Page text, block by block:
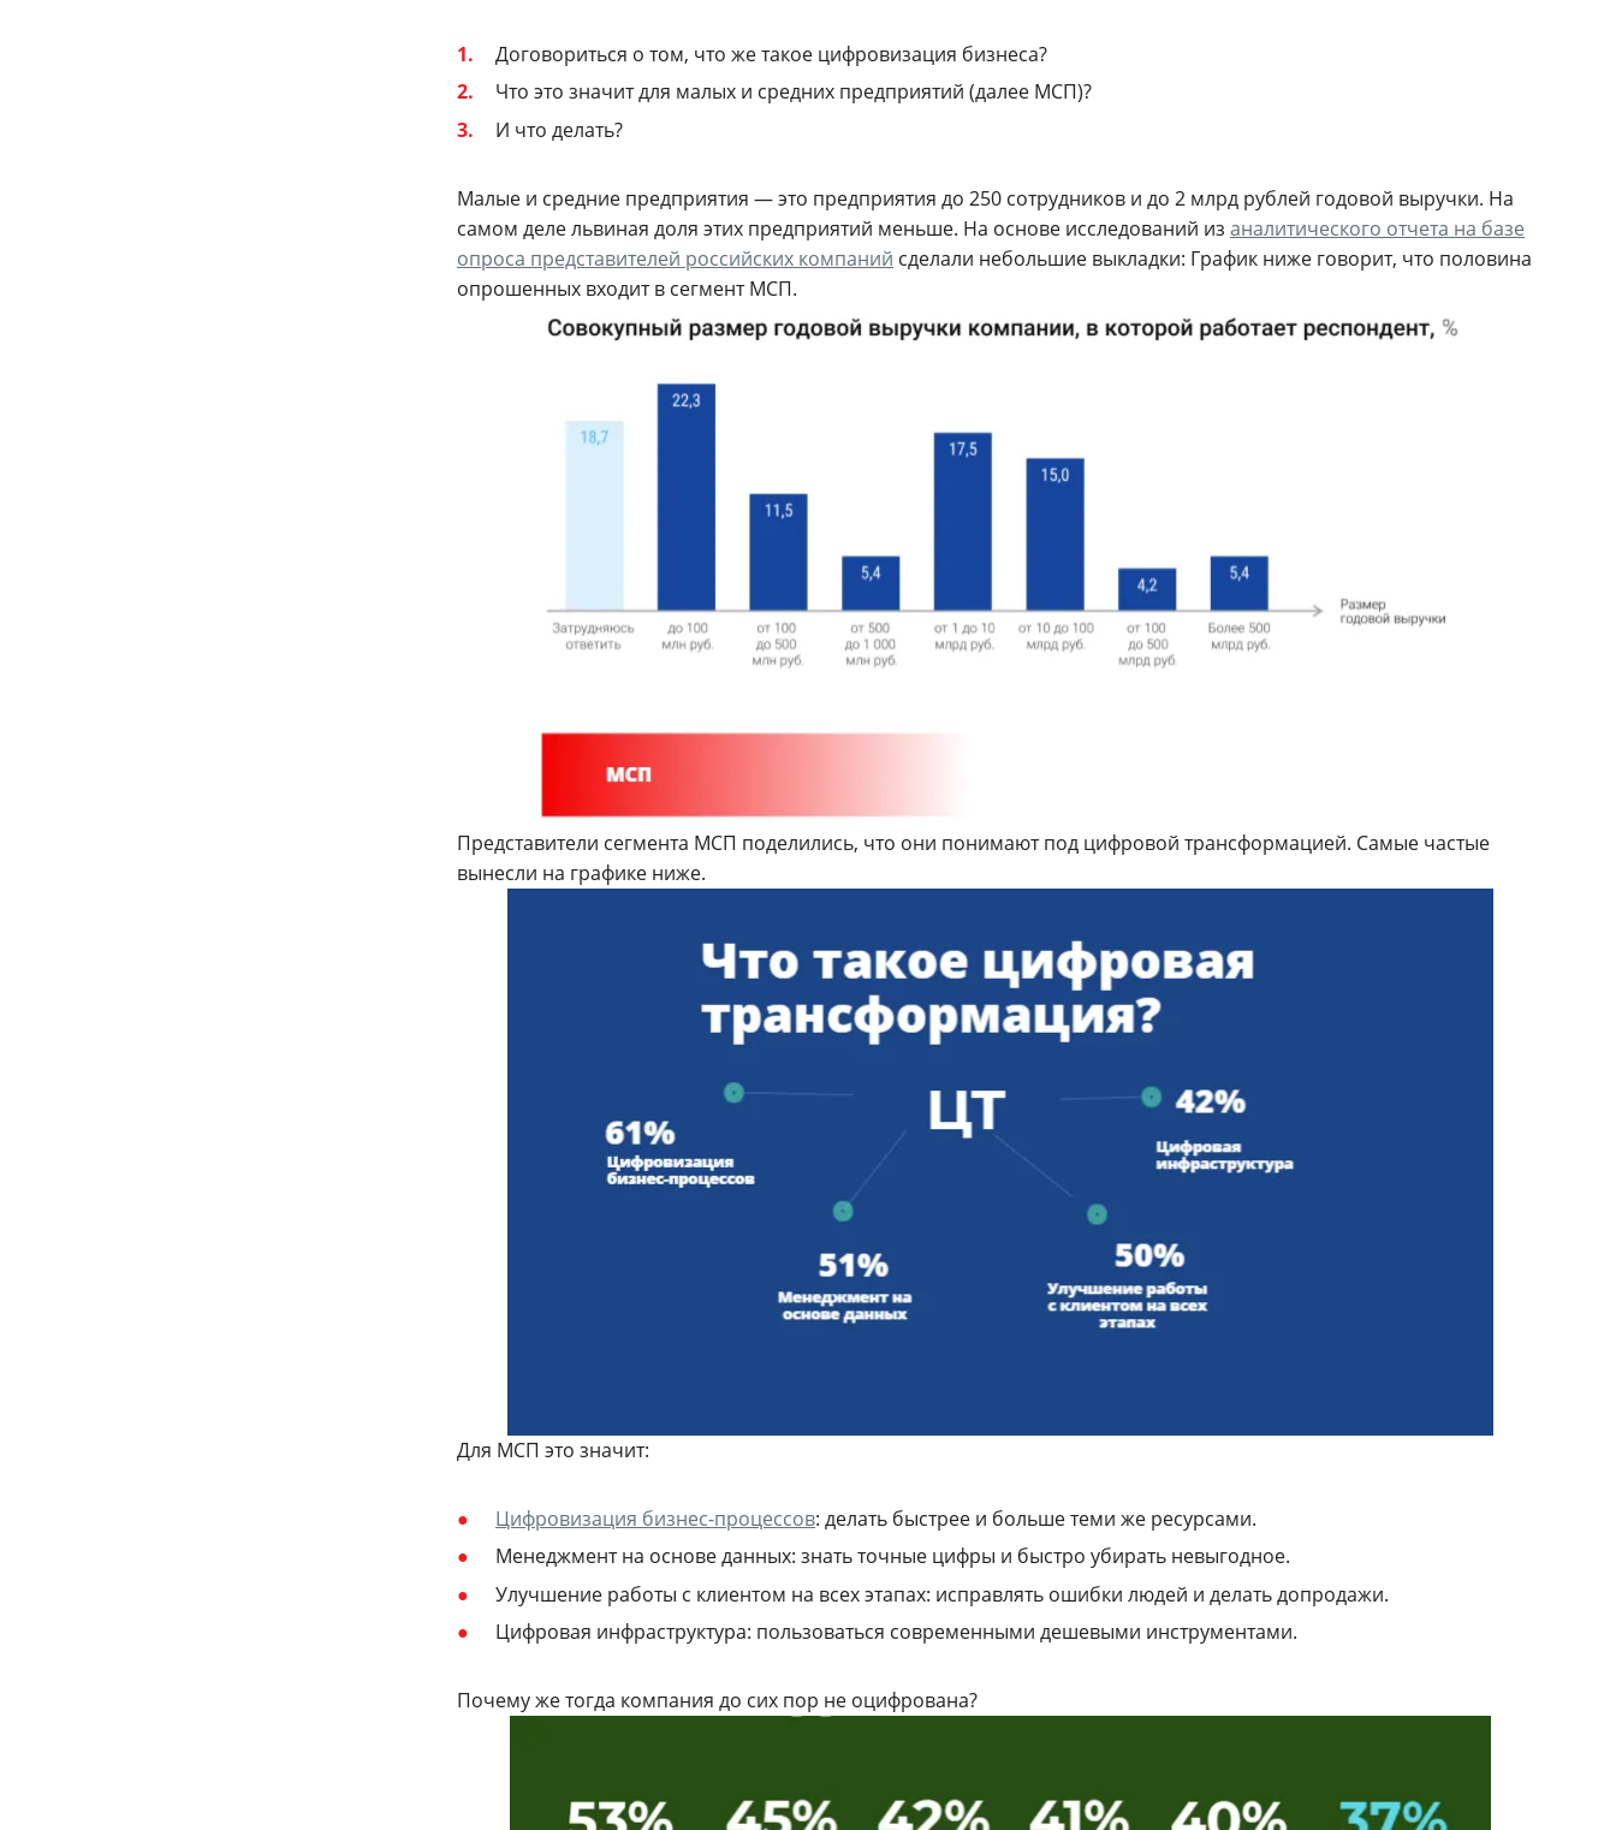
Договориться о том, что же такое цифровизация бизнеса?
Что это значит для малых и средних предприятий (далее МСП)?
И что делать?
Малые и средние предприятия — это предприятия до 250 сотрудников и до 2 млрд рублей годовой выручки. На
самом деле львиная доля этих предприятий меньше. На основе исследований из аналитического отчета на базе
опроса представителей российских компаний сделали небольшие выкладки: График ниже говорит, что половина
опрошенных входит в сегмент МСП.
Представители сегмента МСП поделились, что они понимают под цифровой трансформацией. Самые частые
вынесли на графике ниже.
Для МСП это значит:
Цифровизация бизнес-процессов: делать быстрее и больше теми же ресурсами.
Менеджмент на основе данных: знать точные цифры и быстро убирать невыгодное.
Улучшение работы с клиентом на всех этапах: исправлять ошибки людей и делать допродажи.
Цифровая инфраструктура: пользоваться современными дешевыми инструментами.
Почему же тогда компания до сих пор не оцифрована?